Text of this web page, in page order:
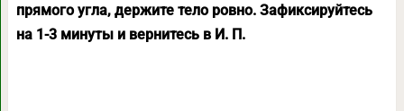
прямого угла, держите тело ровно. Зафиксируйтесь
на 1-3 минуты и вернитесь в И. П.